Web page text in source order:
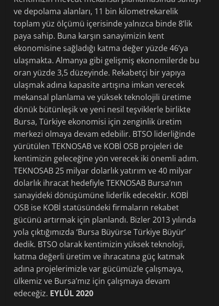
ve depolama alanları, 11 bin kilometrekarelik
toplam yüz ölçümü içerisinde yalnızca binde 8’lik
paya sahip. Buna karşın sanayimizin kent
ekonomisine sağladığı katma değer yüzde 46’ya
ulaşmakta. Almanya gibi gelişmiş ekonomilerde bu
oran yüzde 3,5 düzeyinde. Rekabetçi bir yapıya
ulaşmak adına kapasite artışına imkan verecek
mekansal planlama ve yüksek teknolojili üretime
dönük bütünleşik ve yeni nesil teşviklerle birlikte
Bursa, Türkiye ekonomisi için zenginlik üretim
merkezi olmaya devam edebilir. BTSO liderliğinde
yürütülen TEKNOSAB ve KOBİ OSB projeleri de
kentimizin geleceğine yön verecek iki önemli adım.
TEKNOSAB 25 milyar dolarlık yatırım ve 40 milyar
dolarlık ihracat hedefiyle TEKNOSAB Bursa’nın
sanayideki dönüşümüne liderlik edecektir. KOBİ
OSB ise KOBİ statüsündeki firmaların rekabet
gücünü artırmak için planlandı. Bizler 2013 yılında
yola çıktığımızda ‘Bursa Büyürse Türkiye Büyür’
dedik. BTSO olarak kentimizin yüksek teknoloji,
katma değerli üretim ve ihracatına güç katmak
adına projelerimizle var gücümüzle çalışmaya,
ülkemiz ve Bursa’mız için çalışmaya devam
edeceğiz. EYLÜL 2020